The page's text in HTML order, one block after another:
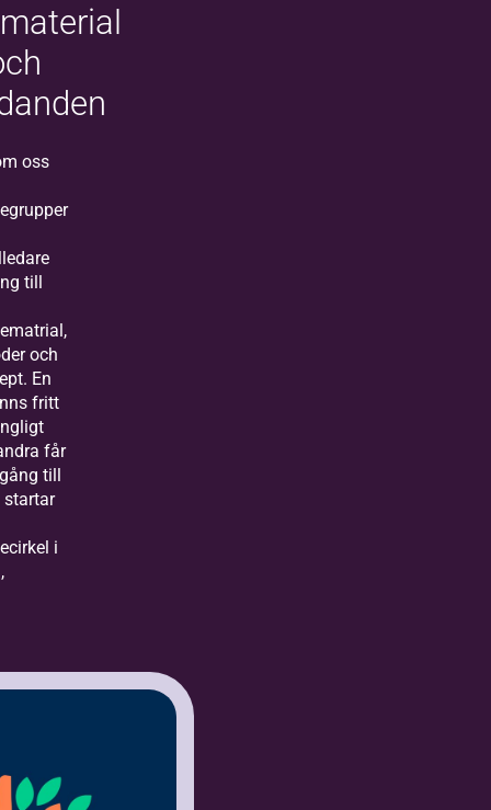
oss
till
och
En
fritt
får
till
startar
i